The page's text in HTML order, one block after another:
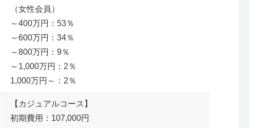
（女性会員）
～400万円：53％
～600万円：34％
～800万円：9％
～1,000万円：2％
1,000万円～：2％
【カジュアルコース】
初期費用：107,000円